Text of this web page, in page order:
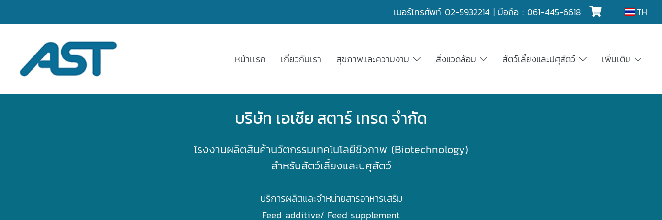
เบอร์โทรศัพท์ 02-5932214 | มือถือ : 061-445-6618 TH
หน้าเเรก เกี่ยวกับเรา สุขภาพและความงาม สิ่งแวดล้อม สัตว์เลี้ยงและปศุสัตว์ เพิ่มเติม
บริษัท เอเชีย สตาร์ เทรด จำกัด
โรงงานผลิตสินค้านวัตกรรมเทคโนโลยีชีวภาพ (Biotechnology)
สำหรับสัตว์เลี้ยงและปศุสัตว์
บริการผลิตและจำหน่ายสารอาหารเสริม
Feed additive/ Feed supplement